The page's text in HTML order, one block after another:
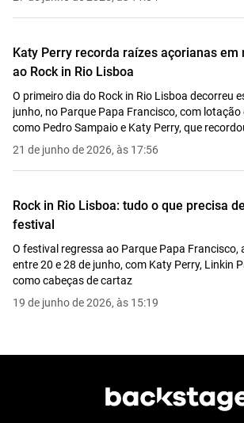
Katy Perry recorda raízes açorianas
ao Rock in Rio Lisboa
O primeiro dia do Rock in Rio Lisboa decorreu
junho, no Parque Papa Francisco, com
como Pedro Sampaio e Katy Perry, que
e ergueu a bandeira portuguesa antes de
"Firework"
21 de junho de 2026, às 17:56
Rock in Rio Lisboa: tudo o que precisa
festival
O festival regressa ao Parque Papa Francisco,
entre 20 e 28 de junho, com Katy Perry, Linkin
como cabeças de cartaz
19 de junho de 2026, às 15:19